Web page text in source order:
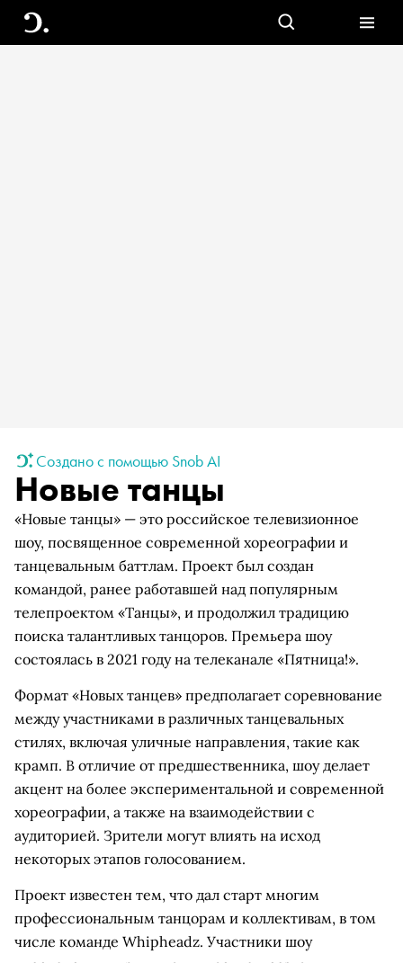
Создано с помощью Snob AI
Новые танцы
«Новые танцы» — это российское телевизионное
шоу, посвященное современной хореографии и
танцевальным баттлам. Проект был создан
командой, ранее работавшей над популярным
телепроектом «Танцы», и продолжил традицию
поиска талантливых танцоров. Премьера шоу
состоялась в 2021 году на телеканале «Пятница!».
Формат «Новых танцев» предполагает соревнование
между участниками в различных танцевальных
стилях, включая уличные направления, такие как
крамп. В отличие от предшественника, шоу делает
акцент на более экспериментальной и современной
хореографии, а также на взаимодействии с
аудиторией. Зрители могут влиять на исход
некоторых этапов голосованием.
Проект известен тем, что дал старт многим
профессиональным танцорам и коллективам, в том
числе команде Whipheadz. Участники шоу